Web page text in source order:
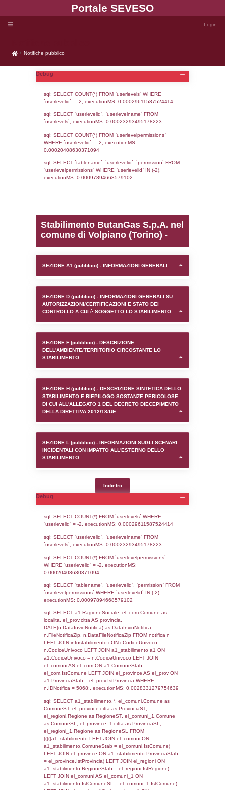
Portale
Notifiche pubblico
Notifiche pubblico
Debug
sql: SELECT COUNT(*) FROM `userlevels`
sql: SELECT `userlevelid`, `userlevelname`
0.00020408630371094
sql: SELECT `tablename`, `userlevelid`,
`userlevelpermissions` WHERE `userlevelid`
executionMS: 0.00097894668579102
Stabilimento ButanGas
comune di Volpiano
SEZIONE A1 (pubblico) - INFORMAZIONI
SEZIONE D (pubblico) - INFORMAZIONI
AUTORIZZAZIONI/CERTIFICAZIONI E
CONTROLLO A CUI è SOGGETTO LO
SEZIONE F (pubblico) - DESCRIZIONE
DELL'AMBIENTE/TERRITORIO
SEZIONE H (pubblico) - DESCRIZIONE
STABILIMENTO E RIEPILOGO SOSTANZE
DI CUI ALL'ALLEGATO 1 DEL DECRETO
DELLA DIRETTIVA 2012/18/UE
SEZIONE L (pubblico) - INFORMAZIONI
INCIDENTALI CON IMPATTO
STABILIMENTO
Indietro
Debug